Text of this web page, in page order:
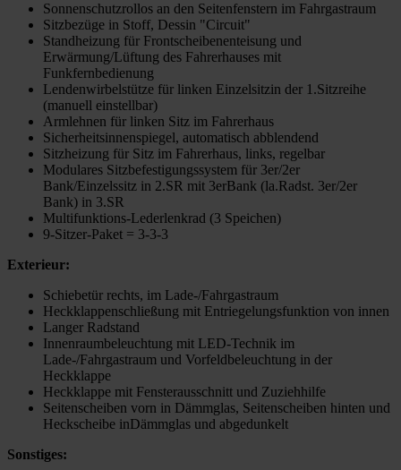
Sonnenschutzrollos an den Seitenfenstern im Fahrgastraum
Sitzbezüge in Stoff, Dessin "Circuit"
Standheizung für Frontscheibenenteisung und
Erwärmung/Lüftung des Fahrerhauses mit
Funkfernbedienung
Lendenwirbelstütze für linken Einzelsitzin der 1.Sitzreihe
(manuell einstellbar)
Armlehnen für linken Sitz im Fahrerhaus
Sicherheitsinnenspiegel, automatisch abblendend
Sitzheizung für Sitz im Fahrerhaus, links, regelbar
Modulares Sitzbefestigungssystem für 3er/2er
Bank/Einzelssitz in 2.SR mit 3erBank (la.Radst. 3er/2er
Bank) in 3.SR
Multifunktions-Lederlenkrad (3 Speichen)
9-Sitzer-Paket = 3-3-3
Exterieur:
Schiebetür rechts, im Lade-/Fahrgastraum
Heckklappenschließung mit Entriegelungsfunktion von innen
Langer Radstand
Innenraumbeleuchtung mit LED-Technik im
Lade-/Fahrgastraum und Vorfeldbeleuchtung in der
Heckklappe
Heckklappe mit Fensterausschnitt und Zuziehhilfe
Seitenscheiben vorn in Dämmglas, Seitenscheiben hinten und
Heckscheibe inDämmglas und abgedunkelt
Sonstiges: